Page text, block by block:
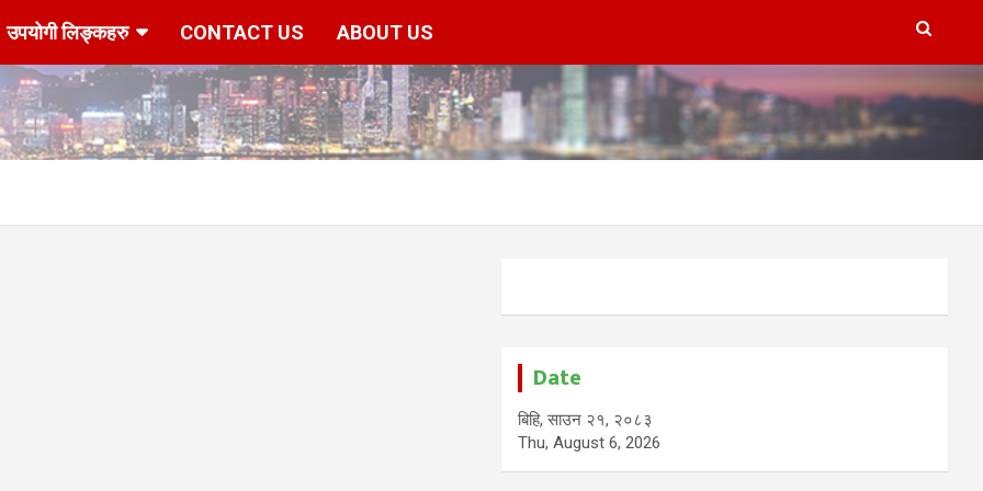
उपयोगी लिङ्कहरु CONTACT US ABOUT US
Date
बिहि, साउन २१, २०८३
Thu, August 6, 2026